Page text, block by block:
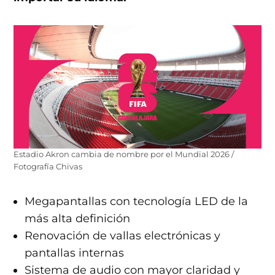
Estadio Akron cambia de nombre por el Mundial 2026 /
Fotografía Chivas
Megapantallas con tecnología LED de la
más alta definición
Renovación de vallas electrónicas y
pantallas internas
Sistema de audio con mayor claridad y